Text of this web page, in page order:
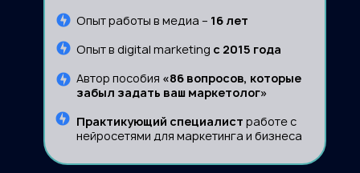
Опыт работы в медиа – 16 лет
Опыт в digital marketing c 2015 года
Автор пособия «86 вопросов, которые
забыл задать ваш маркетолог»
Практикующий специалист работе с
нейросетями для маркетинга и бизнеса